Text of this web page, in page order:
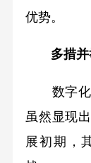
优势。
多措并
数字化
虽然显现
展初期，